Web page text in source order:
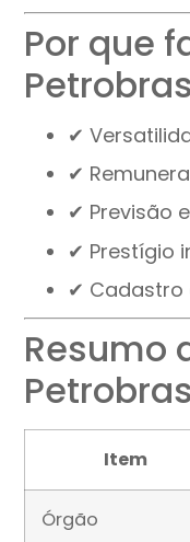
Por que
✔
✔
✔ Previsão
✔ Prestígio
✔ Cadastro
Resumo
Item
Órgão